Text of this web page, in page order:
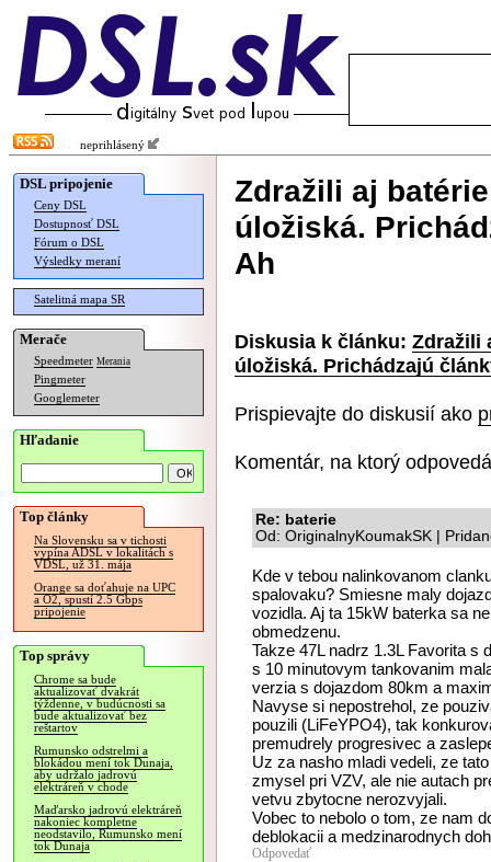
neprihlásený
DSL pripojenie
Ceny DSL
Dostupnosť DSL
Fórum o DSL
Výsledky meraní
Satelitná mapa SR
Merače
Speedmeter Merania
Pingmeter
Googlemeter
Hľadanie
Top články
Na Slovensku sa v tichosti
vypína ADSL v lokalitách s
VDSL, už 31. mája
Orange sa doťahuje na UPC
a O2, spustí 2.5 Gbps
pripojenie
Top správy
Chrome sa bude
aktualizovať dvakrát
týždenne, v budúcnosti sa
bude aktualizovať bez
reštartov
Rumunsko odstrelmi a
blokádou mení tok Dunaja,
aby udržalo jadrovú
elektráreň v chode
Maďarsko jadrovú elektráreň
nakoniec kompletne
neodstavilo, Rumunsko mení
tok Dunaja
Zdražili aj
úložiská.
Ah
Diskusia k článku: Zdražili
úložiská. Prichádzajú
Prispievajte do diskusií ako
Komentár, na ktorý
Re: baterie
Od: OriginalnyKoumakSK |
Kde v tebou nalinkovanom
spalovaku? Smiesne maly
vozidla. Aj ta 15kW baterka sa
obmedzenu.
Takze 47L nadrz 1.3L Favorita
s 10 minutovym tankovanim
verzia s dojazdom 80km a
Navyse si nepostrehol, ze
pouzili (LiFeYPO4), tak
premudrely progresivec a
Uz za nasho mladi vedeli, ze
zmysel pri VZV, ale nie autach
vetvu zbytocne nerozvyjali.
Vobec to nebolo o tom, ze nam
deblokacii a medzinarodnych
Odpovedať